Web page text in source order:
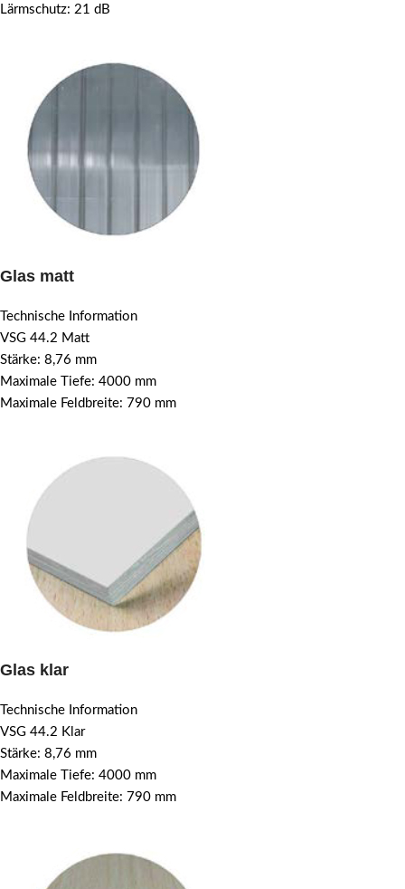
Lärmschutz: 21 dB
Glas matt
Technische Information
VSG 44.2 Matt
Stärke: 8,76 mm
Maximale Tiefe: 4000 mm
Maximale Feldbreite: 790 mm
Glas klar
Technische Information
VSG 44.2 Klar
Stärke: 8,76 mm
Maximale Tiefe: 4000 mm
Maximale Feldbreite: 790 mm